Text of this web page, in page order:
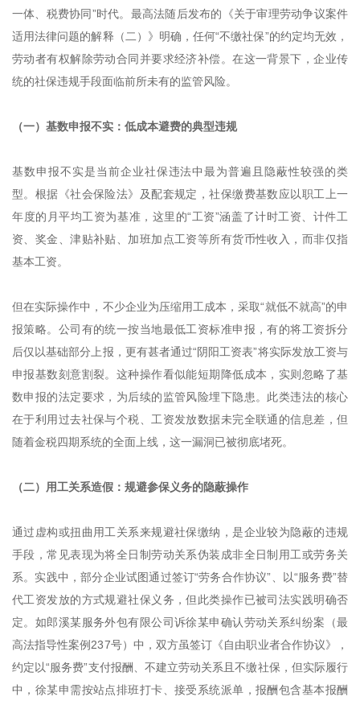
一体、税费协同”时代。最高法随后发布的《关于审理劳动争议案件
适用法律问题的解释（二）》明确，任何“不缴社保”的约定均无效，
劳动者有权解除劳动合同并要求经济补偿。在这一背景下，企业传
统的社保违规手段面临前所未有的监管风险。
（一）基数申报不实：低成本避费的典型违规
基数申报不实是当前企业社保违法中最为普遍且隐蔽性较强的类
型。根据《社会保险法》及配套规定，社保缴费基数应以职工上一
年度的月平均工资为基准，这里的“工资”涵盖了计时工资、计件工
资、奖金、津贴补贴、加班加点工资等所有货币性收入，而非仅指
基本工资。
但在实际操作中，不少企业为压缩用工成本，采取“就低不就高”的申
报策略。公司有的统一按当地最低工资标准申报，有的将工资拆分
后仅以基础部分上报，更有甚者通过“阴阳工资表”将实际发放工资与
申报基数刻意割裂。这种操作看似能短期降低成本，实则忽略了基
数申报的法定要求，为后续的监管风险埋下隐患。此类违法的核心
在于利用过去社保与个税、工资发放数据未完全联通的信息差，但
随着金税四期系统的全面上线，这一漏洞已被彻底堵死。
（二）用工关系造假：规避参保义务的隐蔽操作
通过虚构或扭曲用工关系来规避社保缴纳，是企业较为隐蔽的违规
手段，常见表现为将全日制劳动关系伪装成非全日制用工或劳务关
系。实践中，部分企业试图通过签订“劳务合作协议”、以“服务费”替
代工资发放的方式规避社保义务，但此类操作已被司法实践明确否
定。如郎溪某服务外包有限公司诉徐某申确认劳动关系纠纷案（最
高法指导性案例237号）中，双方虽签订《自由职业者合作协议》，
约定以“服务费”支付报酬、不建立劳动关系且不缴社保，但实际履行
中，徐某申需按站点排班打卡、接受系统派单，报酬包含基本报酬